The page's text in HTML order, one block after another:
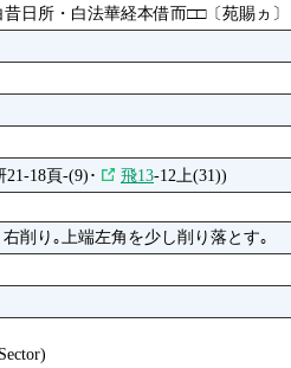
日所・白法華経本借而□□〔苑賜ヵ〕
18頁-(9)･ 飛13-12上(31))
削り｡上端左角を少し削り落とす｡